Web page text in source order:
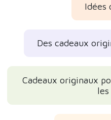
Idées
Des cadeaux
Cadeaux originaux
les